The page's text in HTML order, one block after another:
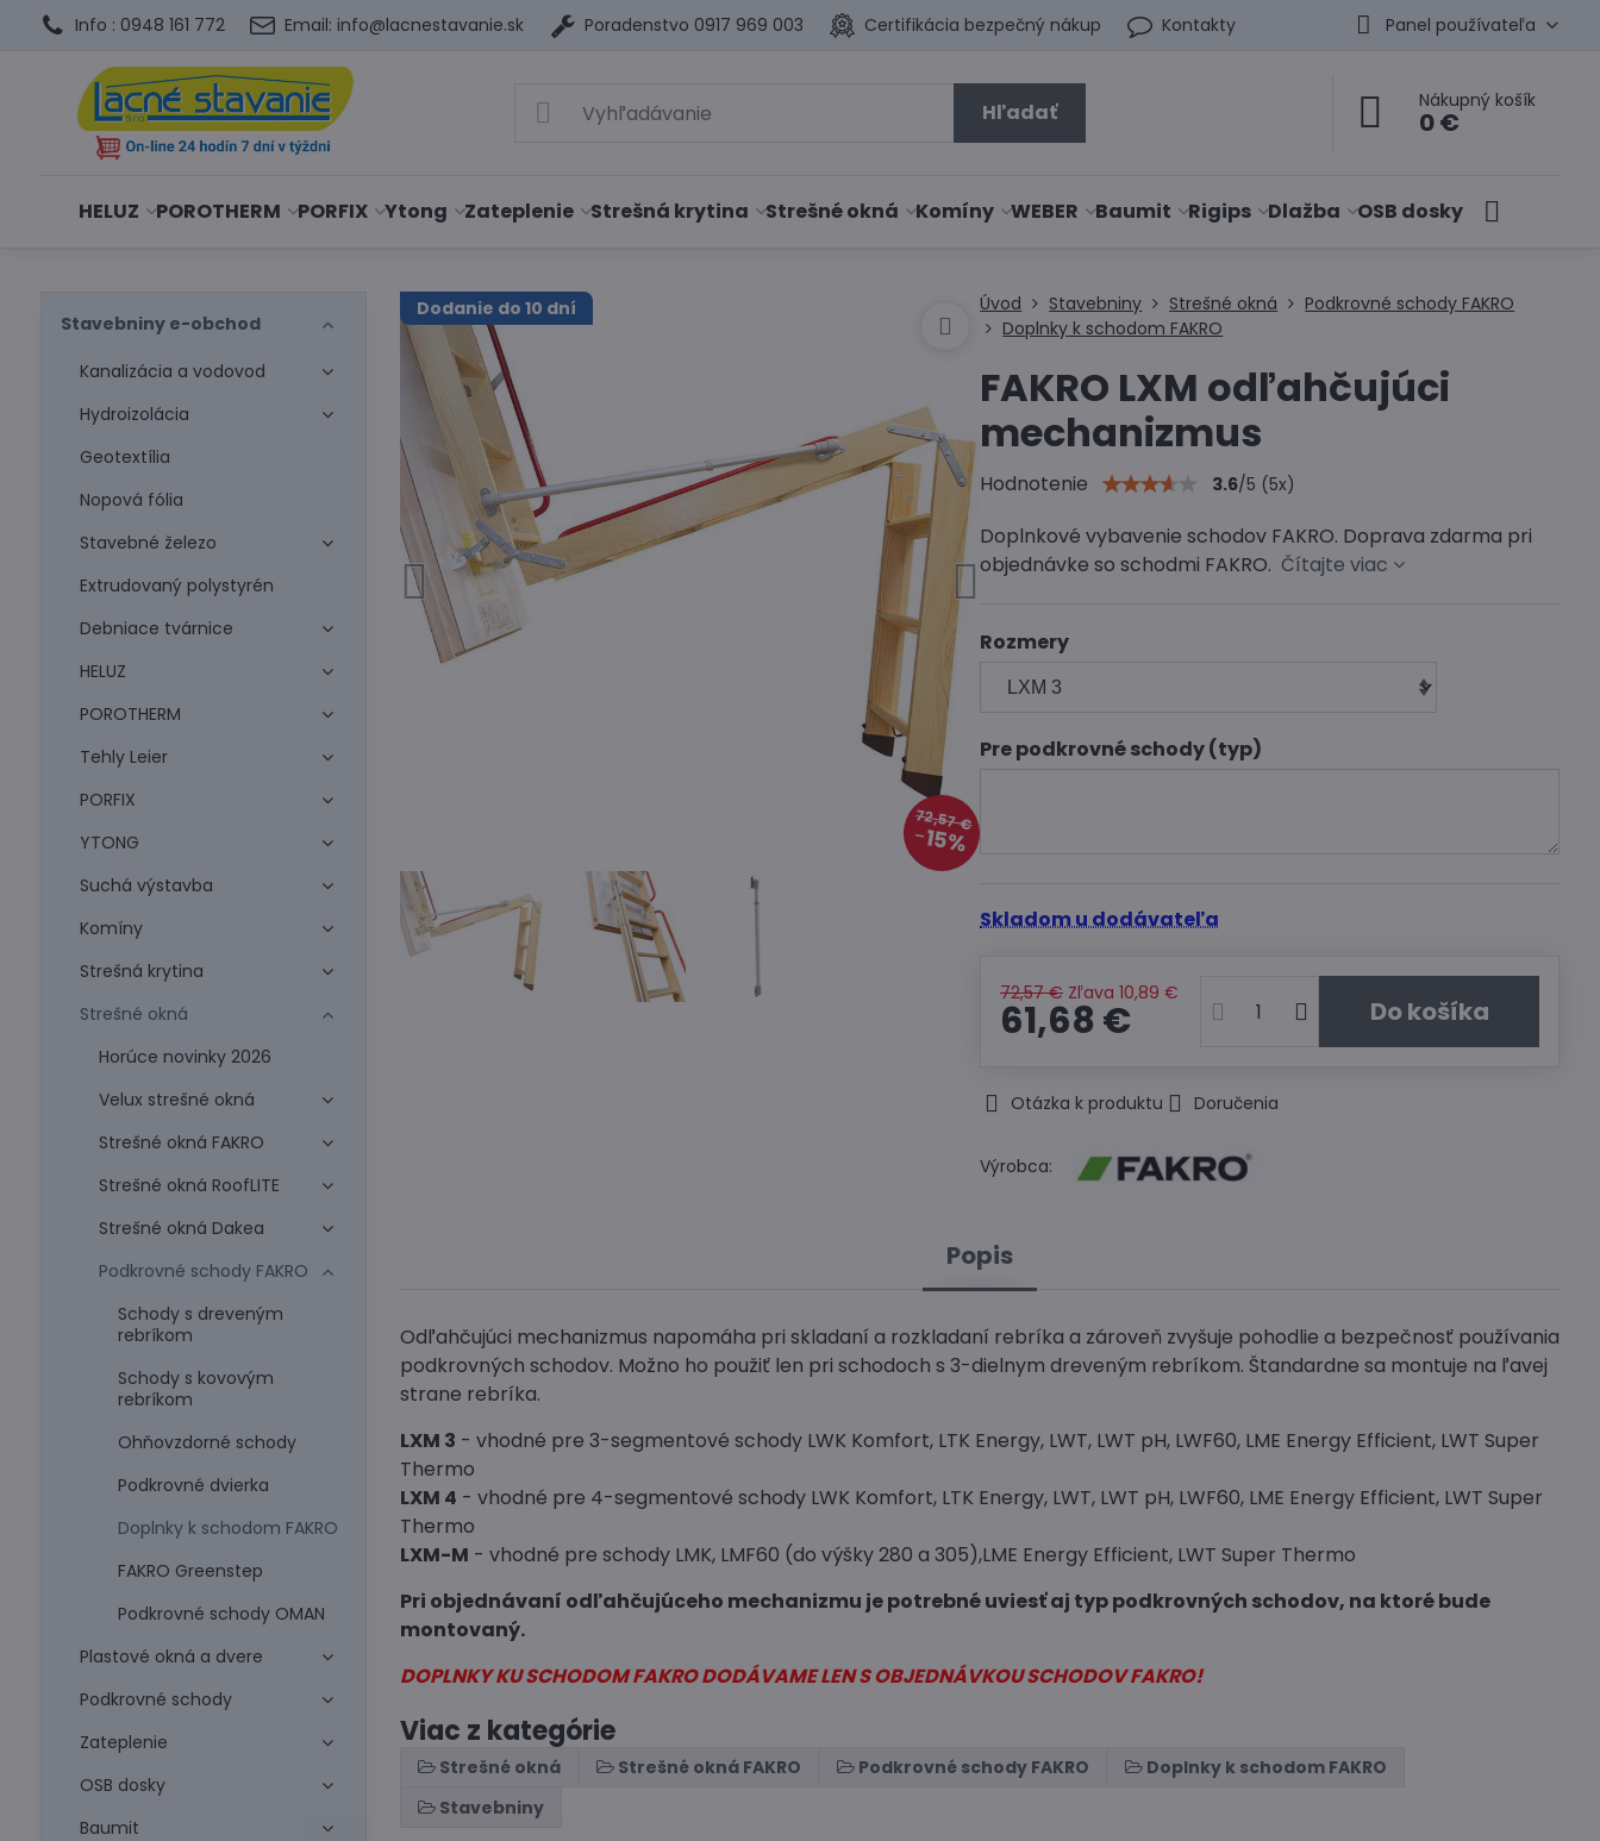
Info : 0948 161 772 Email: info@lacnestavanie.sk Poradenstvo 0917 969 003 Certifikácia bezpečný nákup Kontakty Panel používateľa
Hľadať Nákupný košík
0 €
HELUZ POROTHERM PORFIX Ytong Zateplenie Strešná krytina Strešné okná Komíny WEBER Baumit Rigips Dlažba OSB dosky
Dodanie do 10 dní
72,57 €
15%
Úvod Stavebniny Strešné okná
Podkrovné schody FAKRO
Doplnky k schodom FAKRO
FAKRO LXM odľahčujúci
mechanizmus
Hodnotenie 3.6/5 (5x)
Doplnkové vybavenie schodov FAKRO. Doprava zdarma pri
objednávke so schodmi FAKRO.Čítajte viac
Rozmery
Pre podkrovné schody (typ)
Skladom u dodávateľa
72,57 € Zľava 10,89 €
61,68 € Do košíka
Otázka k produktu Doručenia
Výrobca:
Popis
Odľahčujúci mechanizmus napomáha pri skladaní a rozkladaní rebríka a zároveň zvyšuje pohodlie a bezpečnosť používania
podkrovných schodov. Možno ho použiť len pri schodoch s 3-dielnym dreveným rebríkom. Štandardne sa montuje na ľavej
strane rebríka.
LXM 3 - vhodné pre 3-segmentové schody LWK Komfort, LTK Energy, LWT, LWT pH, LWF60, LME Energy Efficient, LWT Super
Thermo
LXM 4 - vhodné pre 4-segmentové schody LWK Komfort, LTK Energy, LWT, LWT pH, LWF60, LME Energy Efficient, LWT Super
Thermo
LXM-M - vhodné pre schody LMK, LMF60 (do výšky 280 a 305),LME Energy Efficient, LWT Super Thermo
Pri objednávaní odľahčujúceho mechanizmu je potrebné uviesť aj typ podkrovných schodov, na ktoré bude
montovaný.
DOPLNKY KU SCHODOM FAKRO DODÁVAME LEN S OBJEDNÁVKOU SCHODOV FAKRO!
Viac z kategórie
Strešné okná Strešné okná FAKRO Podkrovné schody FAKRO
Doplnky k schodom FAKRO
Stavebniny
Stavebniny e-obchod
Kanalizácia a vodovod
Hydroizolácia
Geotextília
Nopová fólia
Stavebné železo
Extrudovaný polystyrén
Debniace tvárnice
HELUZ
POROTHERM
Tehly Leier
PORFIX
YTONG
Suchá výstavba
Komíny
Strešná krytina
Strešné okná
Horúce novinky 2026
Velux strešné okná
Strešné okná FAKRO
Strešné okná RoofLITE
Strešné okná Dakea
Podkrovné schody FAKRO
Schody s dreveným
rebríkom
Schody s kovovým
rebríkom
Ohňovzdorné schody
Podkrovné dvierka
Doplnky k schodom FAKRO
FAKRO Greenstep
Podkrovné schody OMAN
Plastové okná a dvere
Podkrovné schody
Zateplenie
OSB dosky
Baumit